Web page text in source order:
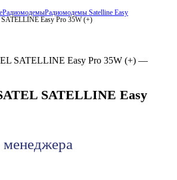
РадиомодемыРадиомодемы Satelline Easy
Easy Pro 35W (+)
SATELLINE Easy